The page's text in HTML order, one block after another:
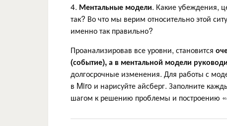
4. Ментальные модели. Какие убеждения,
так? Во что мы верим относительно этой
именно так правильно?
Проанализировав все уровни, становится
(событие), а в ментальной модели
долгосрочные изменения. Для работы с
в Miro и нарисуйте айсберг. Заполните
шагом к решению проблемы и построению